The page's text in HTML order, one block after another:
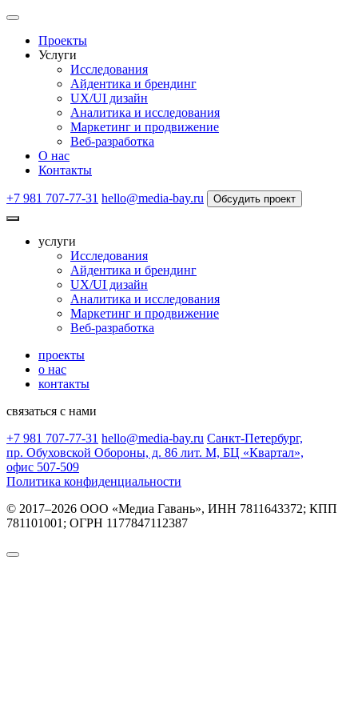
Проекты
Услуги
Исследования
Айдентика и брендинг
UX/UI дизайн
Аналитика и исследования
Маркетинг и продвижение
Веб-разработка
О нас
Контакты
+7 981 707-77-31 hello@media-bay.ru Обсудить проект
услуги
Исследования
Айдентика и брендинг
UX/UI дизайн
Аналитика и исследования
Маркетинг и продвижение
Веб-разработка
проекты
о нас
контакты
связаться с нами
+7 981 707-77-31 hello@media-bay.ru Санкт-Петербург,
пр. Обуховской Обороны, д. 86 лит. М, БЦ «Квартал»,
офис 507‑509
Политика конфиденциальности
© 2017–2026 ООО «Медиа Гавань», ИНН 7811643372; КПП
781101001; ОГРН 1177847112387